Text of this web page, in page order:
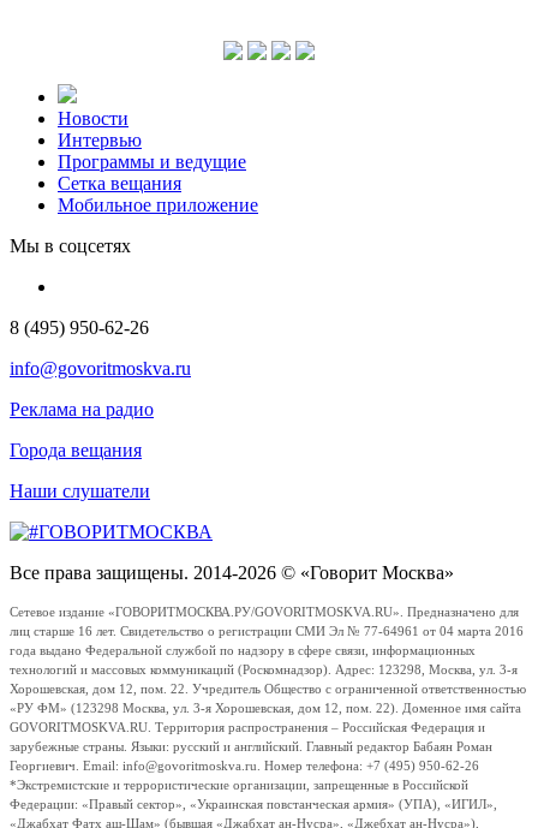
Новости
Интервью
Программы и ведущие
Сетка вещания
Мобильное приложение
Мы в соцсетях
8 (495) 950-62-26
info@govoritmoskva.ru
Реклама на радио
Города вещания
Наши слушатели
Все права защищены. 2014-2026 © «Говорит Москва»
Сетевое издание «ГОВОРИТМОСКВА.РУ/GOVORITMOSKVA.RU». Предназначено для
лиц старше 16 лет. Свидетельство о регистрации СМИ Эл № 77-64961 от 04 марта 2016
года выдано Федеральной службой по надзору в сфере связи, информационных
технологий и массовых коммуникаций (Роскомнадзор). Адрес: 123298, Москва, ул. 3-я
Хорошевская, дом 12, пом. 22. Учредитель Общество с ограниченной ответственностью
«РУ ФМ» (123298 Москва, ул. 3-я Хорошевская, дом 12, пом. 22). Доменное имя сайта
GOVORITMOSKVA.RU. Территория распространения – Российская Федерация и
зарубежные страны. Языки: русский и английский. Главный редактор Бабаян Роман
Георгиевич. Email: info@govoritmoskva.ru. Номер телефона: +7 (495) 950-62-26
*Экстремистские и террористические организации, запрещенные в Российской
Федерации: «Правый сектор», «Украинская повстанческая армия» (УПА), «ИГИЛ»,
«Джабхат Фатх аш-Шам» (бывшая «Джабхат ан-Нусра», «Джебхат ан-Нусра»),